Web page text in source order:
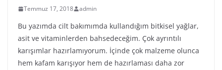
Temmuz 17, 2018 admin
Bu yazımda cilt bakımımda kullandığım bitkisel yağlar,
asit ve vitaminlerden bahsedeceğim. Çok ayrıntılı
karışımlar hazırlamıyorum. İçinde çok malzeme olunca
hem kafam karışıyor hem de hazırlaması daha zor